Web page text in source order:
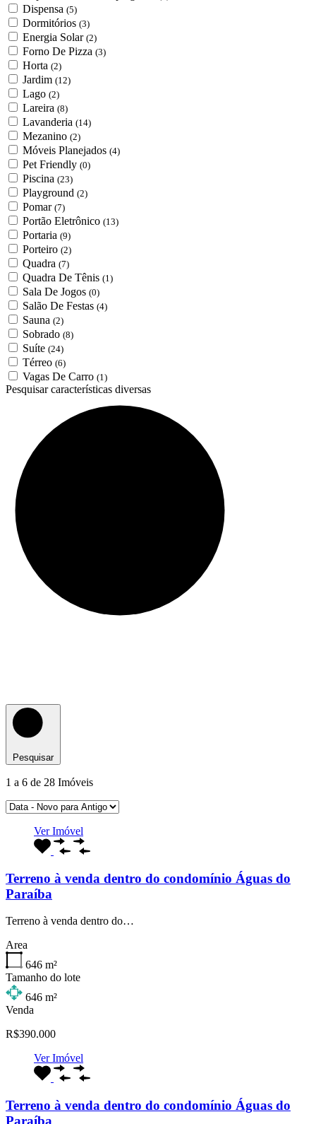
Dispensa (5)
Dormitórios (3)
Energia Solar (2)
Forno De Pizza (3)
Horta (2)
Jardim (12)
Lago (2)
Lareira (8)
Lavanderia (14)
Mezanino (2)
Móveis Planejados (4)
Pet Friendly (0)
Piscina (23)
Playground (2)
Pomar (7)
Portão Eletrônico (13)
Portaria (9)
Porteiro (2)
Quadra (7)
Quadra De Tênis (1)
Sala De Jogos (0)
Salão De Festas (4)
Sauna (2)
Sobrado (8)
Suíte (24)
Térreo (6)
Vagas De Carro (1)
Pesquisar características diversas
Pesquisar
1 a 6 de 28 Imóveis
Ver Imóvel
Terreno à venda dentro do condomínio Águas do
Paraíba
Terreno à venda dentro do…
Area
646 m²
Tamanho do lote
646 m²
Venda
R$390.000
Ver Imóvel
Terreno à venda dentro do condomínio Águas do
Paraíba